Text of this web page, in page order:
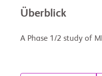
Überblick
A Phase 1/2 study of